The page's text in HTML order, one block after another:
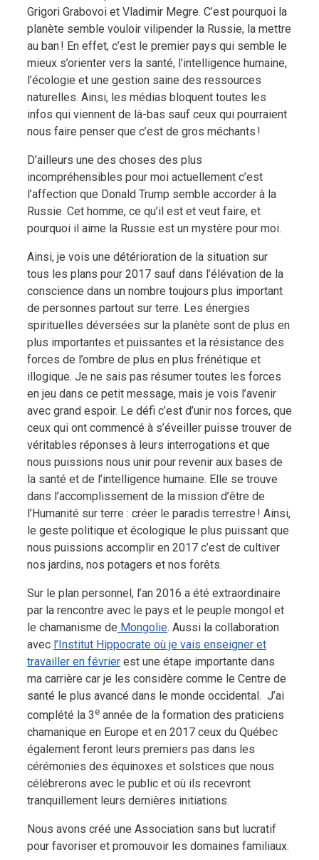
Grigori Grabovoi et Vladimir Megre. C’est pourquoi la
planète semble vouloir vilipender la Russie, la mettre
au ban ! En effet, c’est le premier pays qui semble le
mieux s’orienter vers la santé, l’intelligence humaine,
l’écologie et une gestion saine des ressources
naturelles. Ainsi, les médias bloquent toutes les
infos qui viennent de là-bas sauf ceux qui pourraient
nous faire penser que c’est de gros méchants !
D’ailleurs une des choses des plus
incompréhensibles pour moi actuellement c’est
l’affection que Donald Trump semble accorder à la
Russie. Cet homme, ce qu’il est et veut faire, et
pourquoi il aime la Russie est un mystère pour moi.
Ainsi, je vois une détérioration de la situation sur
tous les plans pour 2017 sauf dans l’élévation de la
conscience dans un nombre toujours plus important
de personnes partout sur terre. Les énergies
spirituelles déversées sur la planète sont de plus en
plus importantes et puissantes et la résistance des
forces de l’ombre de plus en plus frénétique et
illogique. Je ne sais pas résumer toutes les forces
en jeu dans ce petit message, mais je vois l’avenir
avec grand espoir. Le défi c’est d’unir nos forces, que
ceux qui ont commencé à s’éveiller puisse trouver de
véritables réponses à leurs interrogations et que
nous puissions nous unir pour revenir aux bases de
la santé et de l’intelligence humaine. Elle se trouve
dans l’accomplissement de la mission d’être de
l’Humanité sur terre : créer le paradis terrestre ! Ainsi,
le geste politique et écologique le plus puissant que
nous puissions accomplir en 2017 c’est de cultiver
nos jardins, nos potagers et nos forêts.
Sur le plan personnel, l’an 2016 a été extraordinaire
par la rencontre avec le pays et le peuple mongol et
le chamanisme de Mongolie. Aussi la collaboration
avec l’Institut Hippocrate où je vais enseigner et
travailler en février est une étape importante dans
ma carrière car je les considère comme le Centre de
santé le plus avancé dans le monde occidental. J’ai
complété la 3e année de la formation des praticiens
chamanique en Europe et en 2017 ceux du Québec
également feront leurs premiers pas dans les
cérémonies des équinoxes et solstices que nous
célébrerons avec le public et où ils recevront
tranquillement leurs dernières initiations.
Nous avons créé une Association sans but lucratif
pour favoriser et promouvoir les domaines familiaux.